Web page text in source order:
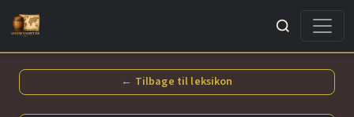
Søg
← Tilbage til leksikon